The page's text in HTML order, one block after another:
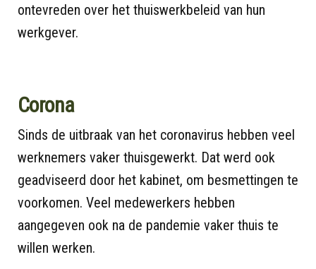
ontevreden over het thuiswerkbeleid van hun
werkgever.
Corona
Sinds de uitbraak van het coronavirus hebben veel
werknemers vaker thuisgewerkt. Dat werd ook
geadviseerd door het kabinet, om besmettingen te
voorkomen. Veel medewerkers hebben
aangegeven ook na de pandemie vaker thuis te
willen werken.